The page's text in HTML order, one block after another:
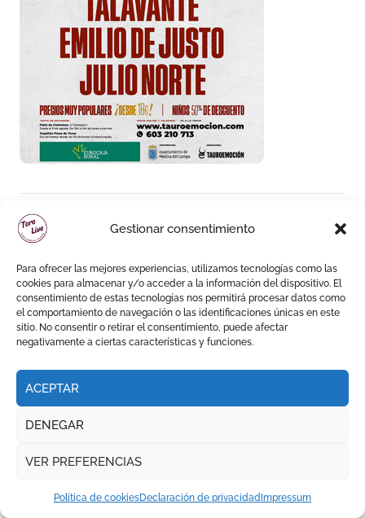
Gestionar consentimiento
Para ofrecer las mejores experiencias, utilizamos tecnologías como las
cookies para almacenar y/o acceder a la información del dispositivo. El
consentimiento de estas tecnologías nos permitirá procesar datos como
el comportamiento de navegación o las identificaciones únicas en este
sitio. No consentir o retirar el consentimiento, puede afectar
negativamente a ciertas características y funciones.
ACEPTAR
DENEGAR
VER PREFERENCIAS
Política de cookiesDeclaración de privacidad Impressum